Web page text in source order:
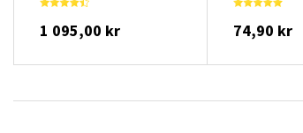
1 095,00 kr 74,90 kr